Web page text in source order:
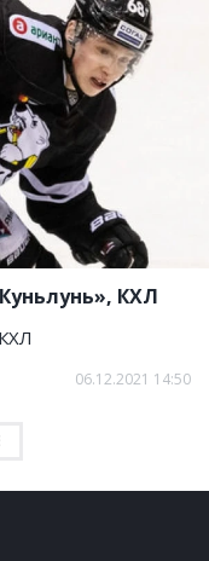
КХЛ
06.12.2021 14:50